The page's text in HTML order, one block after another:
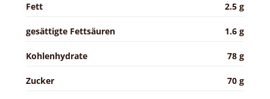
Fett 2.5 g
gesättigte Fettsäuren 1.6 g
Kohlenhydrate 78 g
Zucker 70 g